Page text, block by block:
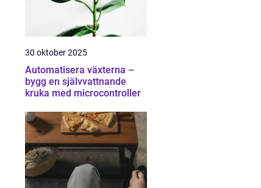
30 oktober 2025
Automatisera växterna –
bygg en självvattnande
kruka med microcontroller